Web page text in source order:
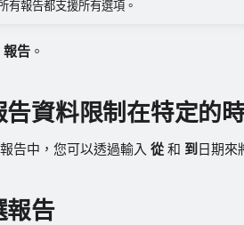
有報告都支援所有選項。
報告 。
告資料限制在特定的
告中，您可以透過輸入 從 和 到 日期來
報告